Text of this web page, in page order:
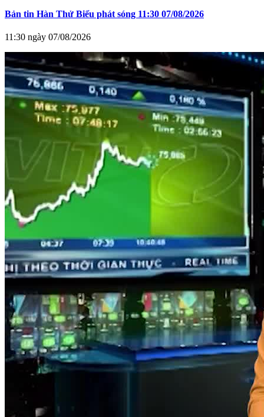
Bản tin Hàn Thử Biểu phát sóng 11:30 07/08/2026
11:30 ngày 07/08/2026